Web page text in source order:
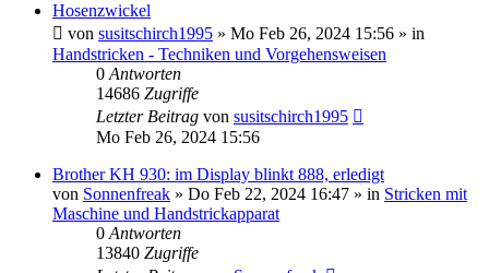
Hosenzwickel
von susitschirch1995 » Mo Feb 26, 2024 15:56 » in
Handstricken - Techniken und Vorgehensweisen
0 Antworten
14686 Zugriffe
Letzter Beitrag von susitschirch1995
Mo Feb 26, 2024 15:56
Brother KH 930: im Display blinkt 888, erledigt
von Sonnenfreak » Do Feb 22, 2024 16:47 » in Stricken mit
Maschine und Handstrickapparat
0 Antworten
13840 Zugriffe